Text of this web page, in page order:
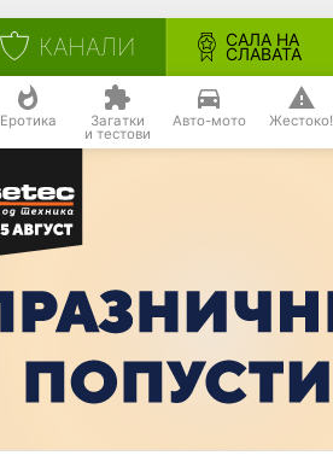
КАНАЛИ САЛА НА
СЛАВАТА
Еротика Загатки
и тестови
Авто-мото Жестоко!